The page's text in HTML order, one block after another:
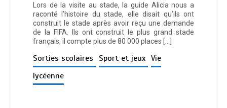
Lors de la visite au stade, la guide Alicia nous a
raconté l’histoire du stade, elle disait qu’ils ont
construit le stade après avoir reçu une demande
de la FIFA. Ils ont construit le plus grand stade
français, il compte plus de 80 000 places […]
Sorties scolaires Sport et jeux Vie
lycéenne